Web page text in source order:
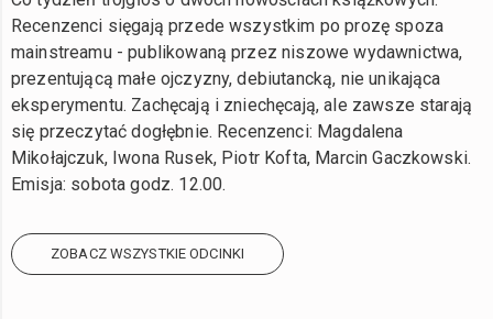
Recenzenci sięgają przede wszystkim po prozę spoza
mainstreamu - publikowaną przez niszowe wydawnictwa,
prezentującą małe ojczyzny, debiutancką, nie unikająca
eksperymentu. Zachęcają i zniechęcają, ale zawsze starają
się przeczytać dogłębnie. Recenzenci: Magdalena
Mikołajczuk, Iwona Rusek, Piotr Kofta, Marcin Gaczkowski.
Emisja: sobota godz. 12.00.
ZOBACZ WSZYSTKIE ODCINKI